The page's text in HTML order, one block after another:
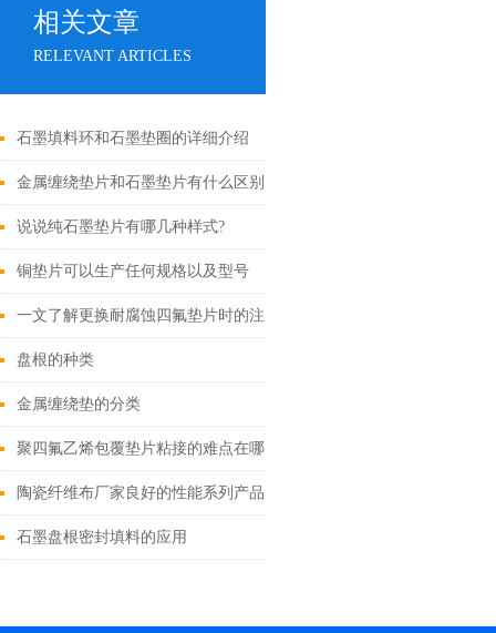
相关文章
RELEVANT ARTICLES
石墨填料环和石墨垫圈的详细介绍
金属缠绕垫片和石墨垫片有什么区别？
说说纯石墨垫片有哪几种样式?
铜垫片可以生产任何规格以及型号
盘根的种类
金属缠绕垫的分类
陶瓷纤维布厂家良好的性能系列产品
石墨盘根密封填料的应用